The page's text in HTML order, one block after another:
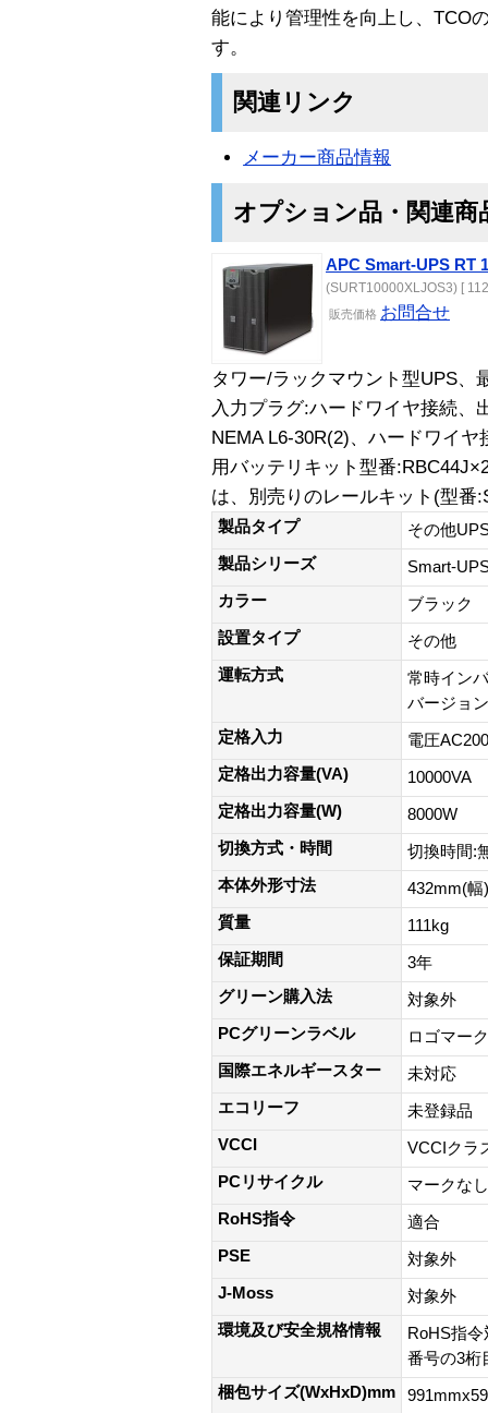
能により管理性を向上し、TCO
す。
関連リンク
メーカー商品情報
オプション品・関連商
APC Smart-UPS RT
(SURT10000XLJOS3) [
販売価格 お問合せ
タワー/ラックマウント型UPS、
入力プラグ:ハードワイヤ接続、
NEMA L6-30R(2)、ハードワイ
用バッテリキット型番
は、別売りのレールキット(型番
製品タイプ
その他
製品シリーズ
Smart-
カラー
ブラック
設置タイプ
その他
運転方式
常時イン
バージョ
定格入力
電圧
定格出力容量(VA)
10000VA
定格出力容量(W)
8000W
切換方式・時間
切換時間:
本体外形寸法
432mm(
質量
111kg
保証期間
3年
グリーン購入法
対象外
PCグリーンラベル
ロゴマー
国際エネルギースター
未対応
エコリーフ
未登録品
VCCI
VCCIクラ
PCリサイクル
マークなし
RoHS指令
適合
PSE
対象外
J-Moss
対象外
環境及び安全規格情報
RoHS指
番号の3桁
梱包サイズ(WxHxD)mm